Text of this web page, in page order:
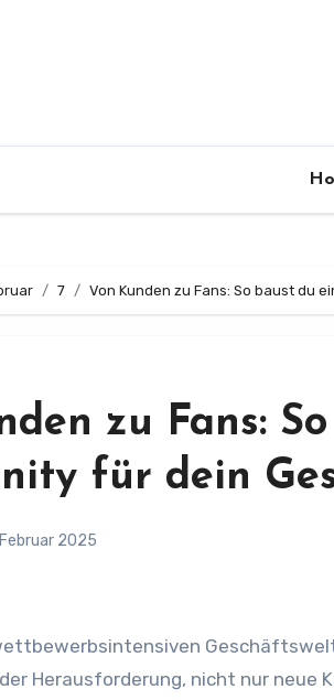
7 Von Kunden zu Fans: So baust du
zu Fans:
für dein
2025
Herausforderung, nicht nur neue